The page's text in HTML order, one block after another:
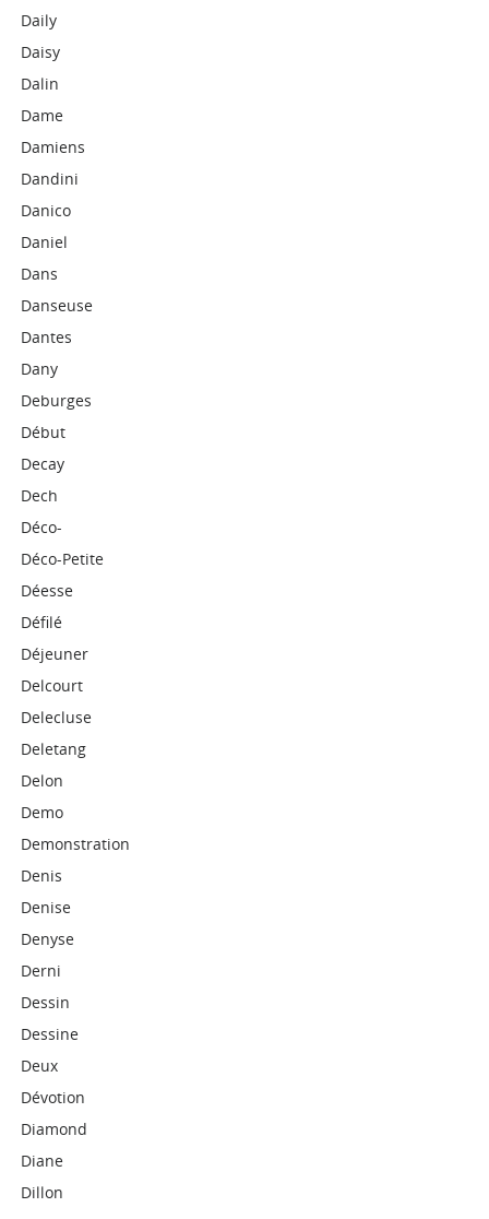
Daily
Daisy
Dalin
Dame
Damiens
Dandini
Danico
Daniel
Dans
Danseuse
Dantes
Dany
Deburges
Début
Decay
Dech
Déco-
Déco-Petite
Déesse
Défilé
Déjeuner
Delcourt
Delecluse
Deletang
Delon
Demo
Demonstration
Denis
Denise
Denyse
Derni
Dessin
Dessine
Deux
Dévotion
Diamond
Diane
Dillon